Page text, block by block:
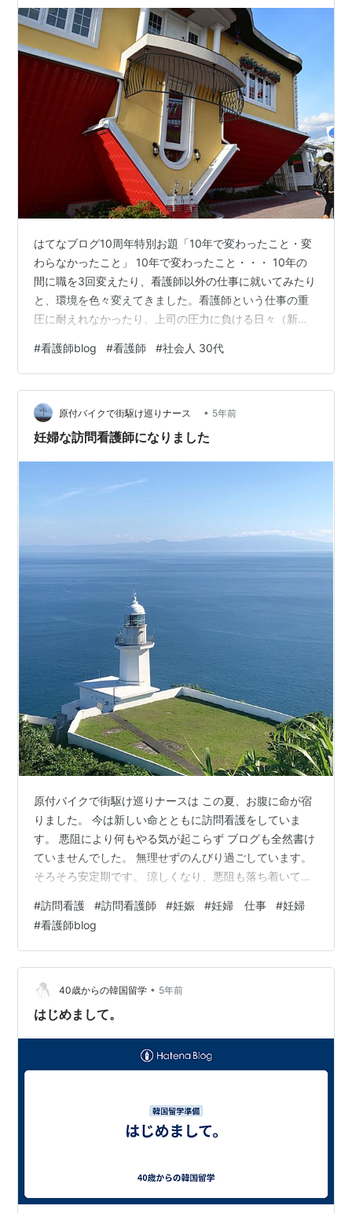
はてなブログ10周年特別お題「10年で変わったこと・変
わらなかったこと」 10年で変わったこと・・・ 10年の
間に職を3回変えたり、看護師以外の仕事に就いてみたり
と、環境を色々変えてきました。看護師という仕事の重
圧に耐えれなかったり、上司の圧力に負ける日々（新人
辛くなりフラフラする時期もありました😢 違う仕事をし
たり、海外に行ったりして看護師の世界から離れた経験
から、看護師の免許を取ったからと言って、看護師で居
続けないといけない訳ではない・・・という考えに至り
ました。きっと、可能性を狭めてるのは、自分の固定概
#看護師blog #看護師 #社会人 30代
原付バイクで街駆け巡りナース • 5年前
妊婦な訪問看護師になりました
原付バイクで街駆け巡りナースは この夏、お腹に命が宿
りました。 今は新しい命とともに訪問看護をしていま
す。 悪阻により何もやる気が起こらず ブログも全然書け
ていませんでした。 無理せずのんびり過ごしています。
そろそろ安定期です。 涼しくなり、悪阻も落ち着いてき
のか？ どのような思いで産休までを 過ごしているのか？
意外と細かい情報がないなと感じました。 なので、妊婦
な訪問看護師が気付いたこと やありのままの感情を綴っ
ていこう と思います。 同じように妊婦で訪問看護をして
いる方 これから妊娠を望む方や 職員が妊娠したとき ま
たは不妊治療をし…
#訪問看護 #訪問看護師 #妊娠 #妊婦 仕事 #妊婦
#看護師blog
40歳からの韓国留学 • 5年前
はじめまして。